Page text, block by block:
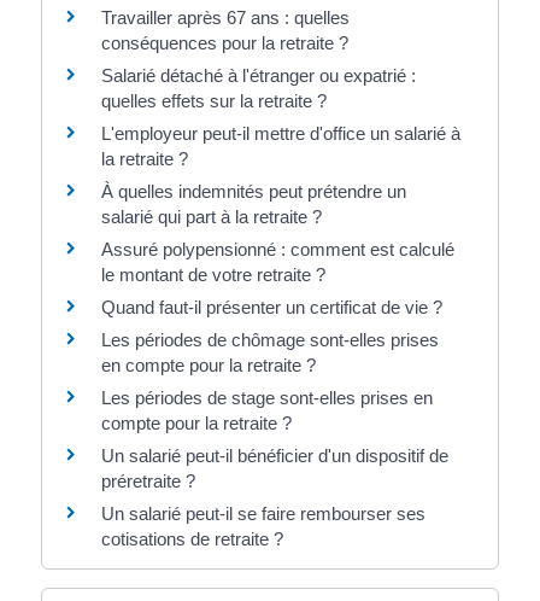
Travailler après 67 ans : quelles
conséquences pour la retraite ?
Salarié détaché à l'étranger ou expatrié :
quelles effets sur la retraite ?
L'employeur peut-il mettre d'office un salarié à
la retraite ?
À quelles indemnités peut prétendre un
salarié qui part à la retraite ?
Assuré polypensionné : comment est calculé
le montant de votre retraite ?
Quand faut-il présenter un certificat de vie ?
Les périodes de chômage sont-elles prises
en compte pour la retraite ?
Les périodes de stage sont-elles prises en
compte pour la retraite ?
Un salarié peut-il bénéficier d'un dispositif de
préretraite ?
Un salarié peut-il se faire rembourser ses
cotisations de retraite ?